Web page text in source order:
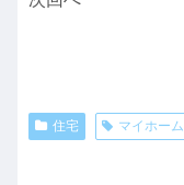
住宅 マイホーム